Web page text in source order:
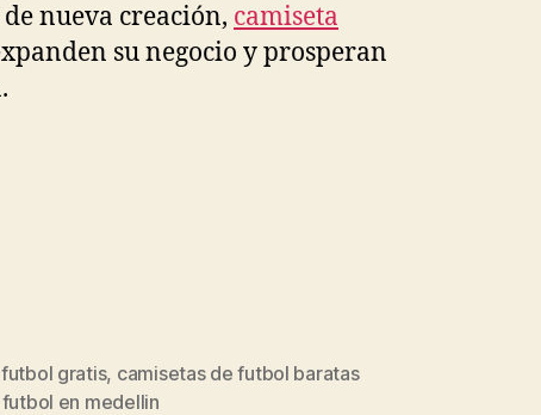
nueva creación, camiseta
su negocio y prosperan
gratis, camisetas de futbol baratas
en medellin